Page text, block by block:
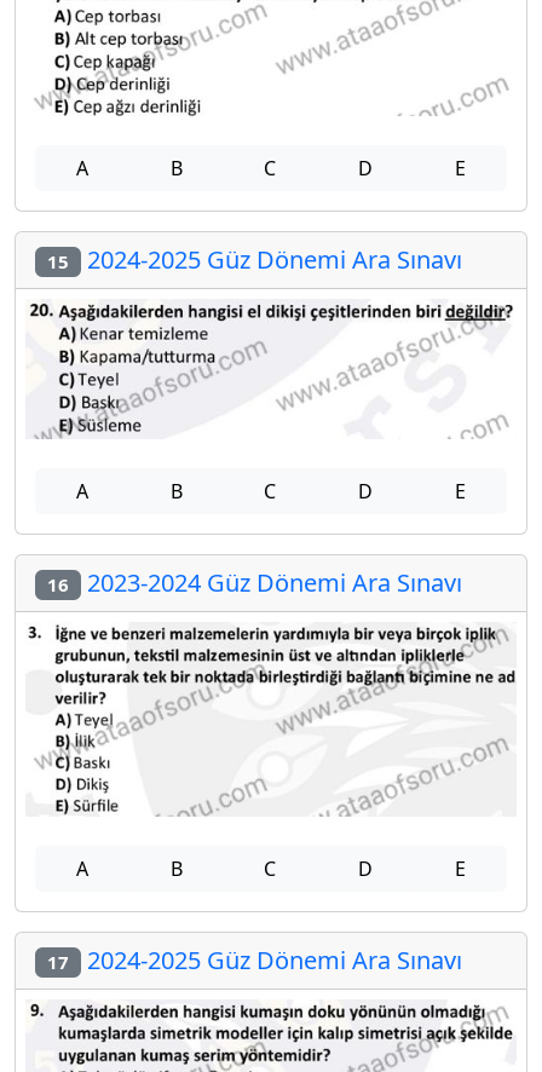
A B C D E
15 2024-2025 Güz Dönemi Ara Sınavı
A B C D E
16 2023-2024 Güz Dönemi Ara Sınavı
A B C D E
17 2024-2025 Güz Dönemi Ara Sınavı